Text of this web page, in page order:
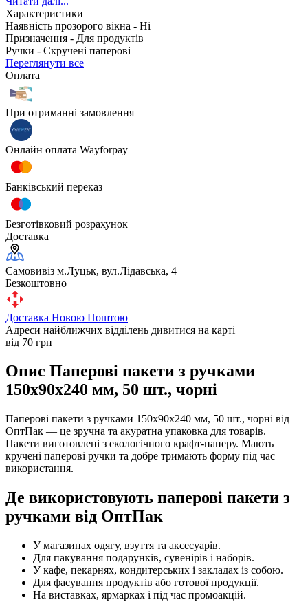
Характеристики
Наявність прозорого вікна - Ні
Призначення - Для продуктів
Ручки - Скручені паперові
Переглянути все
Оплата
При отриманні замовлення
Онлайн оплата Wayforpay
Банківський переказ
Безготівковий розрахунок
Доставка
Самовивіз м.Луцьк, вул.Лідавська, 4
Безкоштовно
Доставка Новою Поштою
Адреси найближчих відділень дивитися на карті
від 70 грн
Опис Паперові пакети з ручками
150x90x240 мм, 50 шт., чорні
Паперові пакети з ручками 150x90x240 мм, 50 шт., чорні від
ОптПак — це зручна та акуратна упаковка для товарів.
Пакети виготовлені з екологічного крафт-паперу. Мають
кручені паперові ручки та добре тримають форму під час
використання.
Де використовують паперові пакети з
ручками від ОптПак
У магазинах одягу, взуття та аксесуарів.
Для пакування подарунків, сувенірів і наборів.
У кафе, пекарнях, кондитерських і закладах із собою.
Для фасування продуктів або готової продукції.
На виставках, ярмарках і під час промоакцій.